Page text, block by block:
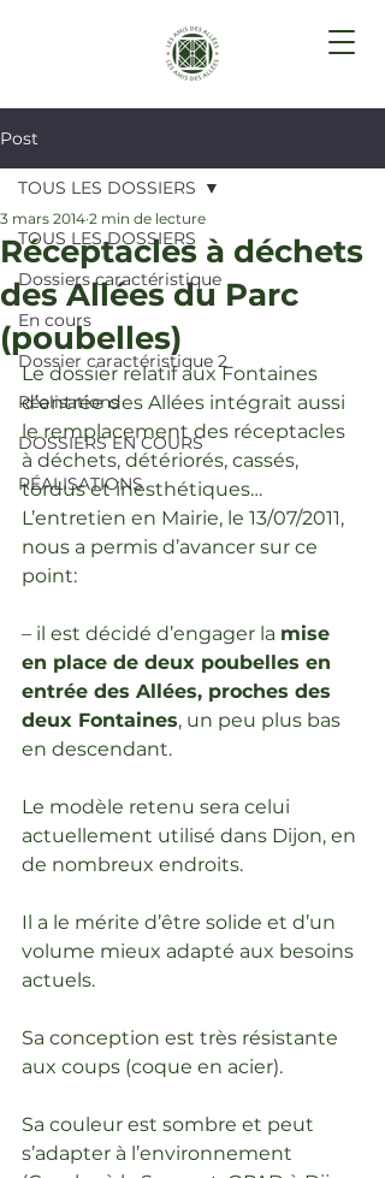
Post
TOUS LES DOSSIERS
Dossiers caractéristique
En cours
Dossier caractéristique 2
Réalisations
DOSSIERS EN COURS
RÉALISATIONS
TOUS LES DOSSIERS
Réceptacles à déchets
des Allées du Parc
(poubelles)
3 mars 2014 2 min de lecture
Le dossier relatif aux Fontaines
d’entrée des Allées intégrait aussi
le remplacement des réceptacles
à déchets, détériorés, cassés,
tordus et inesthétiques…
L’entretien en Mairie, le 13/07/2011,
nous a permis d’avancer sur ce
point:
– il est décidé d’engager la mise
en place de deux poubelles en
entrée des Allées, proches des
deux Fontaines, un peu plus bas
en descendant.
Le modèle retenu sera celui
actuellement utilisé dans Dijon, en
de nombreux endroits.
Il a le mérite d’être solide et d’un
volume mieux adapté aux besoins
actuels.
Sa conception est très résistante
aux coups (coque en acier).
Sa couleur est sombre et peut
s’adapter à l’environnement